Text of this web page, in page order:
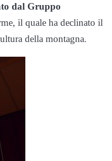
dal Gruppo
il quale ha declinato il
della montagna.